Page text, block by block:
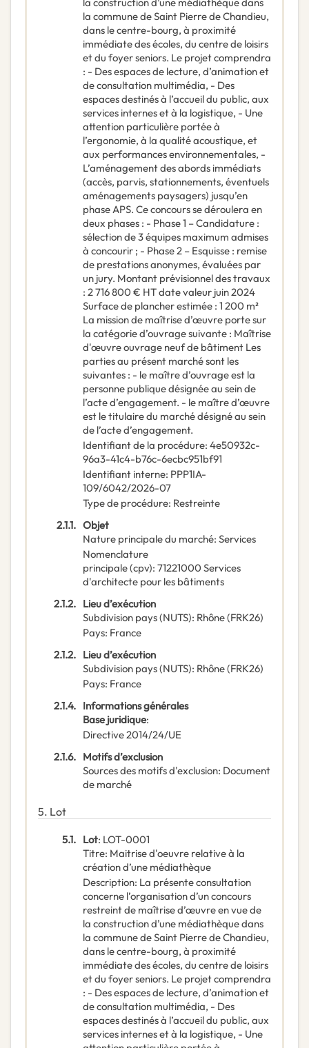
la commune de Saint Pierre de Chandieu,
dans le centre-bourg, à proximité
immédiate des écoles, du centre de loisirs
et du foyer seniors. Le projet comprendra
: - Des espaces de lecture, d’animation et
de consultation multimédia, - Des
espaces destinés à l’accueil du public, aux
services internes et à la logistique, - Une
attention particulière portée à
l’ergonomie, à la qualité acoustique, et
aux performances environnementales, -
L’aménagement des abords immédiats
(accès, parvis, stationnements, éventuels
aménagements paysagers) jusqu’en
phase APS. Ce concours se déroulera en
deux phases : - Phase 1 – Candidature :
sélection de 3 équipes maximum admises
à concourir ; - Phase 2 – Esquisse : remise
de prestations anonymes, évaluées par
un jury. Montant prévisionnel des travaux
: 2 716 800 € HT date valeur juin 2024
Surface de plancher estimée : 1 200 m²
La mission de maîtrise d’œuvre porte sur
la catégorie d’ouvrage suivante : Maîtrise
d'œuvre ouvrage neuf de bâtiment Les
parties au présent marché sont les
suivantes : - le maître d’ouvrage est la
personne publique désignée au sein de
l’acte d’engagement. - le maître d’œuvre
est le titulaire du marché désigné au sein
de l’acte d’engagement.
Identifiant de la procédure: 4e50932c-
96a3-41c4-b76c-6ecbc951bf91
Identifiant interne: PPP1IA-
109/6042/2026-07
Type de procédure: Restreinte
2.1.1. Objet
Nature principale du marché: Services
Nomenclature
principale(cpv): 71221000 Services
d'architecte pour les bâtiments
2.1.2. Lieu d’exécution
Subdivision pays (NUTS): Rhône(FRK26)
Pays: France
2.1.2. Lieu d’exécution
Subdivision pays (NUTS): Rhône(FRK26)
Pays: France
2.1.4. Informations générales
Base juridique:
Directive 2014/24/UE
2.1.6. Motifs d’exclusion
Sources des motifs d'exclusion: Document
de marché
5. Lot
5.1. Lot: LOT-0001
Titre: Maitrise d'oeuvre relative à la
création d’une médiathèque
Description: La présente consultation
concerne l’organisation d’un concours
restreint de maîtrise d’œuvre en vue de
la construction d’une médiathèque dans
la commune de Saint Pierre de Chandieu,
dans le centre-bourg, à proximité
immédiate des écoles, du centre de loisirs
et du foyer seniors. Le projet comprendra
: - Des espaces de lecture, d’animation et
de consultation multimédia, - Des
espaces destinés à l’accueil du public, aux
services internes et à la logistique, - Une